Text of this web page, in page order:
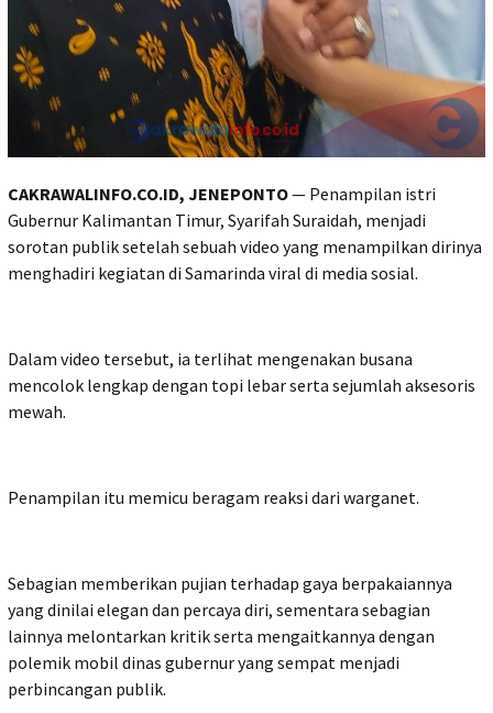
CAKRAWALINFO.CO.ID, JENEPONTO— Penampilan istri
Gubernur Kalimantan Timur, Syarifah Suraidah, menjadi
sorotan publik setelah sebuah video yang menampilkan dirinya
menghadiri kegiatan di Samarinda viral di media sosial.
Dalam video tersebut, ia terlihat mengenakan busana
mencolok lengkap dengan topi lebar serta sejumlah aksesoris
mewah.
Penampilan itu memicu beragam reaksi dari warganet.
Sebagian memberikan pujian terhadap gaya berpakaiannya
yang dinilai elegan dan percaya diri, sementara sebagian
lainnya melontarkan kritik serta mengaitkannya dengan
polemik mobil dinas gubernur yang sempat menjadi
perbincangan publik.